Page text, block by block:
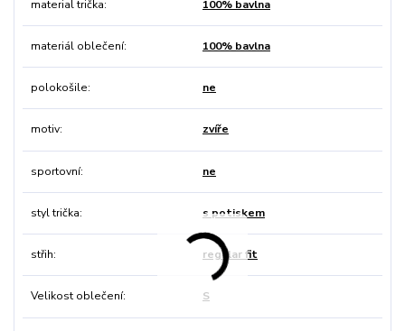
material trička 100% bavlna
materiál oblečení 100% bavlna
polokošile ne
motiv zvíře
sportovní ne
styl trička s potiskem
střih regular fit
Velikost oblečení S